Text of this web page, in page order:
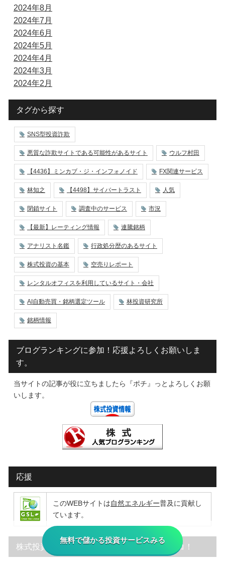
2024年8月
2024年7月
2024年6月
2024年5月
2024年4月
2024年3月
2024年2月
タグから探す
SNS型投資詐欺
悪質な詐欺サイトである可能性があるサイト ウルフ村田
【4436】ミンカブ・ジ・インフォノイド FX関連サービス
林知之 【4498】サイバートラスト 人気
閉鎖サイト 調査中のサービス 市況
【最新】レーティング情報 連騰銘柄
アナリスト名鑑 行政処分歴のあるサイト
株式投資の基本 空売りレポート
レンタルオフィスを利用しているサイト・会社
AI自動売買・銘柄選定ツール 林投資研究所
銘柄情報
ブログランキングに参加！応援よろしくお願いしま
す。
当サイトの記事が役に立ちましたら『ポチ』っとよろしくお願
いします。
応援
このWEBサイトは 自然エネルギー普及に貢献し
ています。
株式投資のスキルを無料で身に着けるならココ！
無料で儲かる投資サービスみる